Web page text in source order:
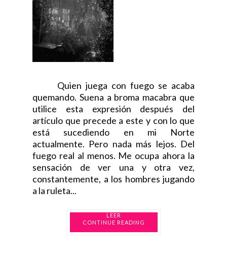
Quien juega con fuego se acaba
quemando. Suena a broma macabra que
utilice esta expresión después del
artículo que precede a este y con lo que
está sucediendo en mi Norte
actualmente. Pero nada más lejos. Del
fuego real al menos. Me ocupa ahora la
sensación de ver una y otra vez,
constantemente, a los hombres jugando
a la ruleta...
CONTINUE READING